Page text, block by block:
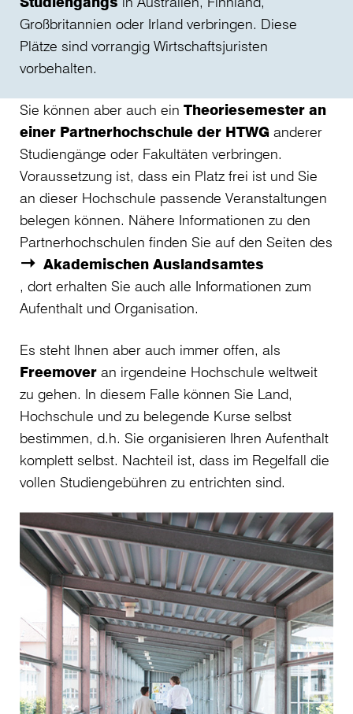
Großbritannien oder Irland verbringen. Diese
Plätze sind vorrangig Wirtschaftsjuristen
vorbehalten.
Sie können aber auch ein Theoriesemester an
einer Partnerhochschule der HTWG anderer
Studiengänge oder Fakultäten verbringen.
Voraussetzung ist, dass ein Platz frei ist und Sie
an dieser Hochschule passende Veranstaltungen
belegen können. Nähere Informationen zu den
Partnerhochschulen finden Sie auf den Seiten des
Akademischen Auslandsamtes
, dort erhalten Sie auch alle Informationen zum
Aufenthalt und Organisation.
Es steht Ihnen aber auch immer offen, als
Freemover an irgendeine Hochschule weltweit
zu gehen. In diesem Falle können Sie Land,
Hochschule und zu belegende Kurse selbst
bestimmen, d.h. Sie organisieren Ihren Aufenthalt
komplett selbst. Nachteil ist, dass im Regelfall die
vollen Studiengebühren zu entrichten sind.